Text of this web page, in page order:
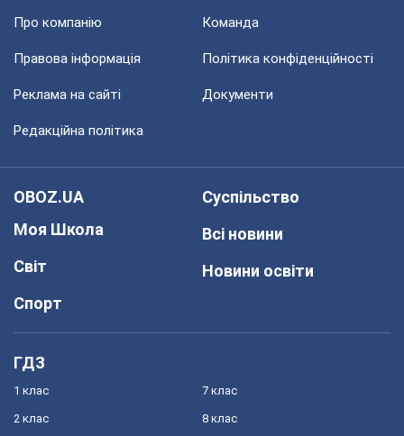
Про компанію Команда
Правова інформація Політика конфіденційності
Реклама на сайті Документи
Редакційна політика
OBOZ.UA
Моя Школа
Світ
Спорт
Суспільство
Всі новини
Новини освіти
ГДЗ
1 клас
2 клас
7 клас
8 клас